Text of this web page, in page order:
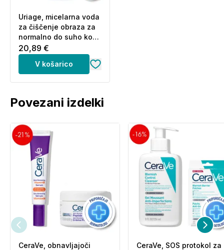
Uriage, micelarna voda
za čiščenje obraza za
normalno do suho kožo
(500 ml)
20,89 €
V košarico
Povezani izdelki
CeraVe, obnavljajoči
CeraVe, SOS protokol za